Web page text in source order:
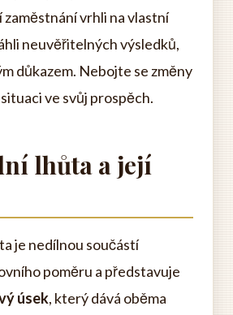
zaměstnání vrhli na vlastní
neuvěřitelných výsledků,
důkazem. Nebojte se změny
ve svůj prospěch.
lhůta a její
je nedílnou součástí
poměru a představuje
úsek, který dává oběma